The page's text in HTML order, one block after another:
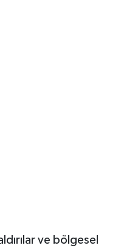
ve bölgesel